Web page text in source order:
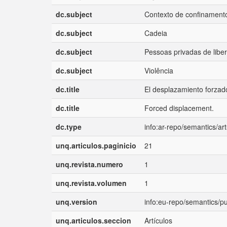
dc.subject
Contexto de
dc.subject
Cadeia
dc.subject
Pessoas privadas de
dc.subject
Violência
dc.title
El desplazamiento
dc.title
Forced displacement.
dc.type
info:ar-repo/semantics/
unq.articulos.paginicio
21
unq.revista.numero
1
unq.revista.volumen
1
unq.version
info:eu-repo/semantics/
unq.articulos.seccion
Artículos